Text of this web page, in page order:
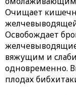
Очищает
Освобождает
вяжущим и
одновременно.
плодах